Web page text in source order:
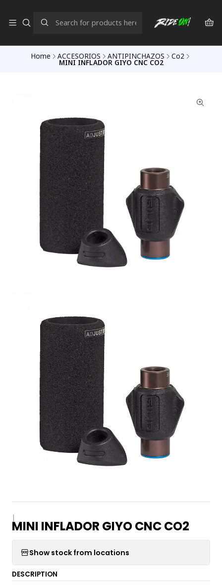
Home ACCESORIOS ANTIPINCHAZOS Co2
MINI INFLADOR GIYO CNC CO2
|
MINI INFLADOR GIYO CNC CO2
Show stock from locations
DESCRIPTION